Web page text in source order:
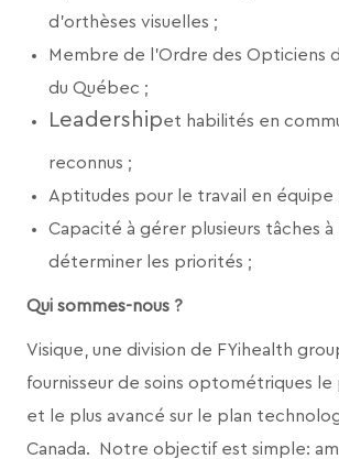
d'orthèses visuelles ;
Membre de l'Ordre des Opticiens
du Québec ;
Leadershipet habilités en
reconnus ;
Aptitudes pour le travail en équipe
Capacité à gérer plusieurs tâches à
déterminer les priorités ;
Qui sommes-nous ?
Visique, une division de FYihealth
fournisseur de soins optométriques
et le plus avancé sur le plan
Canada. Notre objectif est simple: